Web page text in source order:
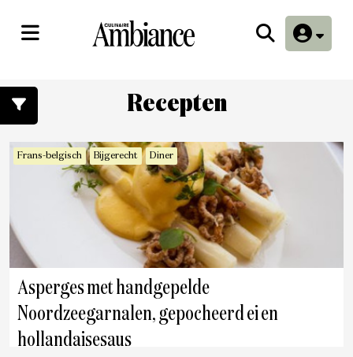
Recepten
Frans-belgisch Bijgerecht Diner
Asperges met handgepelde
Noordzeegarnalen, gepocheerd ei en
hollandaisesaus